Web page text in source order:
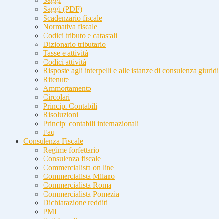
Saggi (PDF)
Scadenzario fiscale
Normativa fiscale
Codici tributo e catastali
Dizionario tributario
Tasse e attività
Codici attività
Risposte agli interpelli e alle istanze di consulenza
Ritenute
Ammortamento
Circolari
Principi Contabili
Risoluzioni
Principi contabili internazionali
Faq
Consulenza Fiscale
Regime forfettario
Consulenza fiscale
Commercialista on line
Commercialista Milano
Commercialista Roma
Commercialista Pomezia
Dichiarazione redditi
PMI